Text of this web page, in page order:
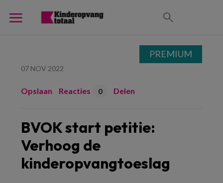
07 NOV 2022
Opslaan Reacties 0 Delen
BVOK start petitie:
Verhoog de
kinderopvangtoeslag
PREMIUM